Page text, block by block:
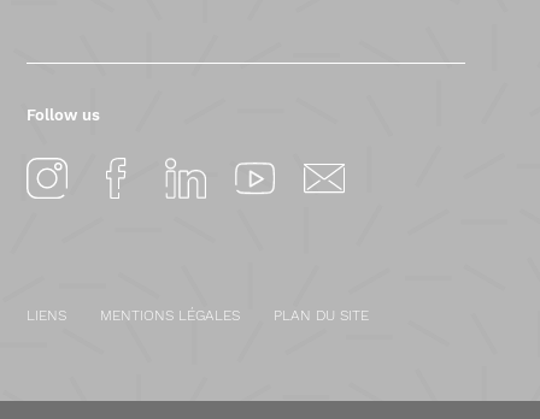
Follow us
LIENS MENTIONS LÉGALES PLAN DU SITE